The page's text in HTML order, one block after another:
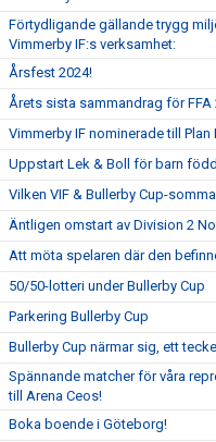
Förtydligande gällande trygg
Vimmerby IF:s verksamhet:
Årsfest 2024!
Årets sista sammandrag för FFA
Vimmerby IF nominerade till
Uppstart Lek & Boll för barn
Vilken VIF & Bullerby Cup-
Äntligen omstart av Division 2
Att möta spelaren där den
50/50-lotteri under Bullerby Cup
Parkering Bullerby Cup
Bullerby Cup närmar sig, ett
Spännande matcher för våra
till Arena Ceos!
Boka boende i Göteborg!